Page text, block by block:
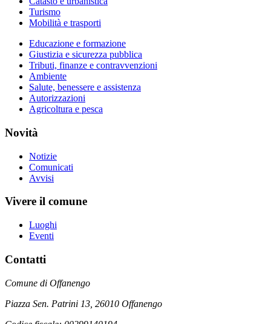
Turismo
Mobilità e trasporti
Educazione e formazione
Giustizia e sicurezza pubblica
Tributi, finanze e contravvenzioni
Ambiente
Salute, benessere e assistenza
Autorizzazioni
Agricoltura e pesca
Novità
Notizie
Comunicati
Avvisi
Vivere il comune
Luoghi
Eventi
Contatti
Comune di Offanengo
Piazza Sen. Patrini 13, 26010 Offanengo